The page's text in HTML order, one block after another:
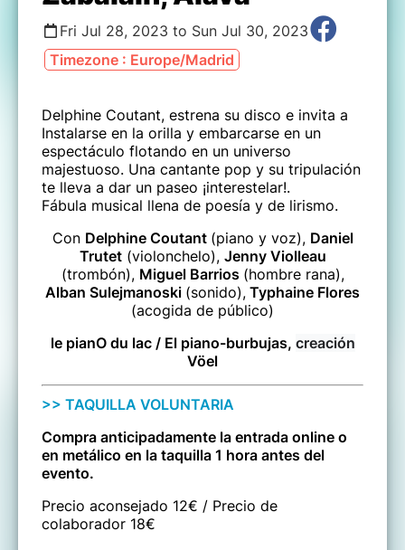
Fri Jul 28, 2023 to Sun Jul 30, 2023
Timezone : Europe/Madrid
Delphine Coutant, estrena su disco e invita a
Instalarse en la orilla y embarcarse en un
espectáculo flotando en un universo
majestuoso. Una cantante pop y su tripulación
te lleva a dar un paseo ¡interestelar!.
Fábula musical llena de poesía y de lirismo.
Con Delphine Coutant (piano y voz), Daniel
Trutet(violonchelo), Jenny Violleau
(trombón), Miguel Barrios (hombre rana),
Alban Sulejmanoski (sonido), Typhaine Flores
(acogida de público)
le pianO du lac / El piano-burbujas, creación
Vöel
>> TAQUILLA VOLUNTARIA
Compra anticipadamente la entrada online o
en metálico en la taquilla 1 hora antes del
evento.
Precio aconsejado 12€ / Precio de
colaborador 18€